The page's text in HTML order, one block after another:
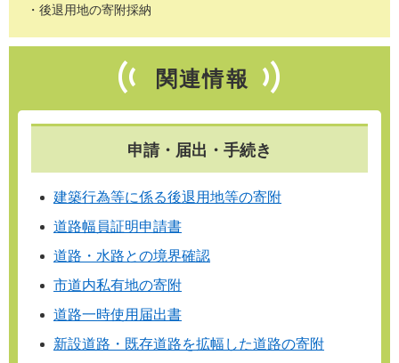
・後退用地の寄附採納
関連情報
申請・届出・手続き
建築行為等に係る後退用地等の寄附
道路幅員証明申請書
道路・水路との境界確認
市道内私有地の寄附
道路一時使用届出書
新設道路・既存道路を拡幅した道路の寄附